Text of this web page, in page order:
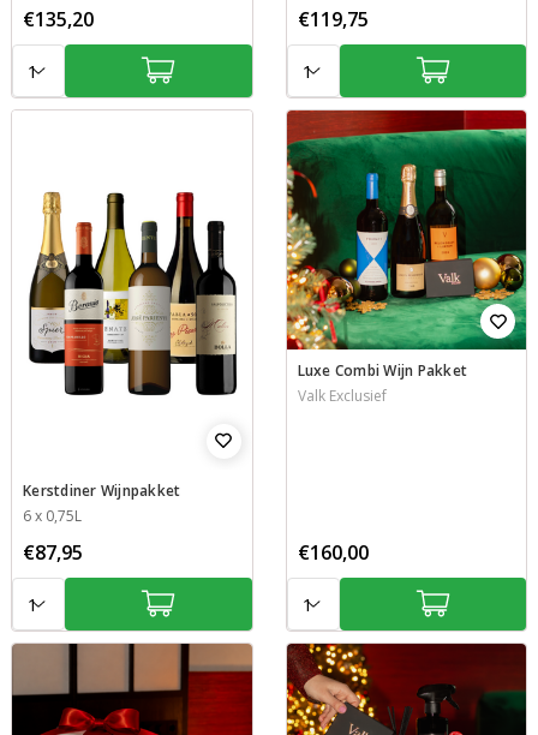
€135,20 €119,75
Kerstdiner Wijnpakket
Inhoud
6 x 0,75L
€87,95
Luxe Combi Wijn Pakket
Valk Exclusief
€160,00